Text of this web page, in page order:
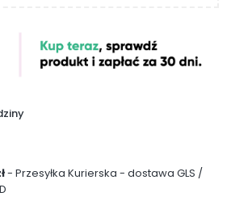
- Przesyłka Kurierska - dostawa GLS /